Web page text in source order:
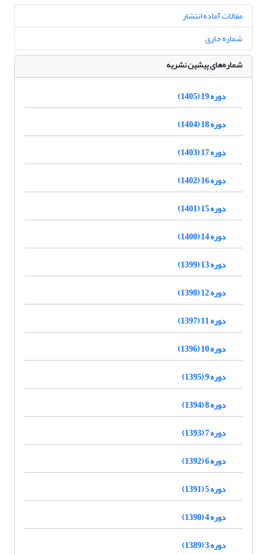
مقالات آماده انتشار
شماره جاری
شماره‌های پیشین نشریه
دوره 19 (1405)
دوره 18 (1404)
دوره 17 (1403)
دوره 16 (1402)
دوره 15 (1401)
دوره 14 (1400)
دوره 13 (1399)
دوره 12 (1398)
دوره 11 (1397)
دوره 10 (1396)
دوره 9 (1395)
دوره 8 (1394)
دوره 7 (1393)
دوره 6 (1392)
دوره 5 (1391)
دوره 4 (1390)
دوره 3 (1389)